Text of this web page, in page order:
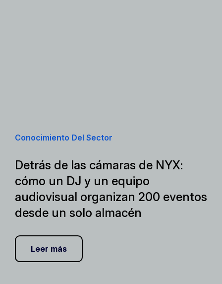
Conocimiento Del Sector
Detrás de las cámaras de NYX:
cómo un DJ y un equipo
audiovisual organizan 200 eventos
desde un solo almacén
Leer más